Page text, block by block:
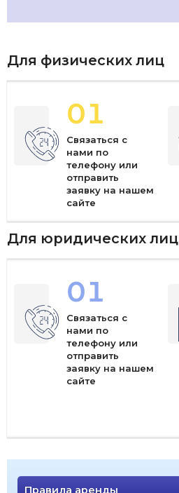
Для физических лиц
01
Связаться с
нами по
телефону или
отправить
заявку на нашем
сайте
Для юридических лиц
01
Связаться с
нами по
телефону или
отправить
заявку на нашем
сайте
Правила аренды